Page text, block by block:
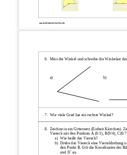
www.Klassenarbeiten.de
6. Miss die Winkel und schreibe die Winkelart
a)
               b)
7. Wie viele Grad hat ein rechter Winkel?
8.
Zeichne in ein Gitternetz (Einheit Kästchen).
Viereck mit den Punkten A (6/1), B(9/4), C(6/
a) Wie heißt das Viereck?
b) Drehe das Viereck eine Vierteldrehung
den Punkt B. Gib die Koordinaten der
und D` an.